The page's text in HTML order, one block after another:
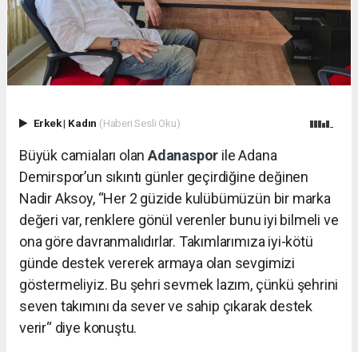
Erkek| Kadın (Haberi Sesli Oku)
Büyük camiaları olan Adanaspor ile Adana
Demirspor’un sıkıntı günler geçirdiğine değinen
Nadir Aksoy, “Her 2 güzide kulübümüzün bir marka
değeri var, renklere gönül verenler bunu iyi bilmeli ve
ona göre davranmalıdırlar. Takımlarımıza iyi-kötü
günde destek vererek armaya olan sevgimizi
göstermeliyiz. Bu şehri sevmek lazım, çünkü şehrini
seven takımını da sever ve sahip çıkarak destek
verir“ diye konuştu.